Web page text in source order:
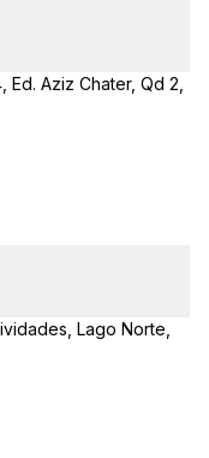
Aziz Chater, Qd 2,
Lago Norte,